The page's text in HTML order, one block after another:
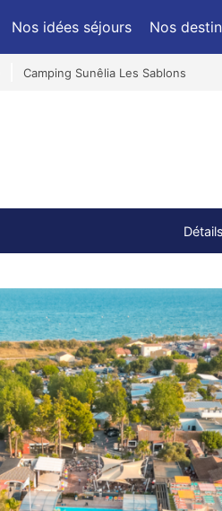
Nos idées séjours Nos
Camping Sunêlia Les Sablons
Détails